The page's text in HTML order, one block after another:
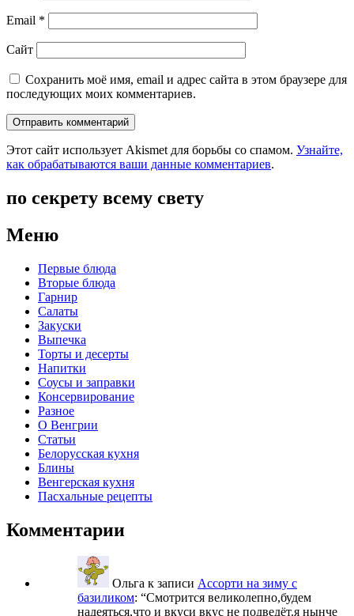
Email *
Сайт
Сохранить моё имя, email и адрес сайта в этом браузере для
последующих моих комментариев.
Этот сайт использует Akismet для борьбы со спамом. Узнайте,
как обрабатываются ваши данные комментариев.
по секрету всему свету
Меню
Первые блюда
Вторые блюда
Гарнир
Салаты
Закуски
Выпечка
Торты и десерты
Напитки
Соусы и заправки
Консервирование
Разное
О Венгрии
Статьи
Белорусская кухня
Блины
Венгерская кухня
Пасхальные рецепты
Комментарии
Ольга к записи Ассорти на зиму с
базиликом: “Смотрится великолепно,будем
надеяться,что и вкуси вкус не подведёт.я нынче